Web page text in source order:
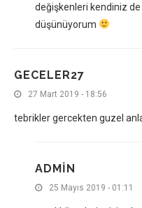
değişkenleri kendiniz
düşünüyorum
GECELER27
27 Mart 2019 - 18:56
tebrikler gercekten guzel
ADMIN
25 Mayıs 2019 - 01:11